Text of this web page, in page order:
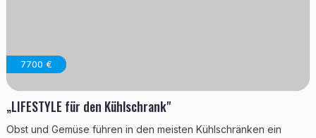
7700 €
„LIFESTYLE für den Kühlschrank"
Obst und Gemüse führen in den meisten Kühlschränken ein